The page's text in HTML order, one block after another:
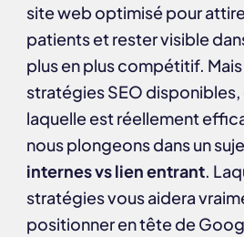
site web optimisé pour
patients et rester visible
plus en plus compétitif.
stratégies SEO
laquelle est réellement
nous plongeons dans un
internes vs lien entrant.
stratégies vous aidera
positionner en tête de